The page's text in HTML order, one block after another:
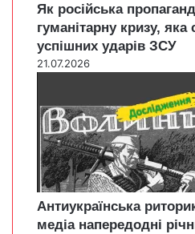
Як російська
гуманітарну кризу, яка
успішних ударів ЗСУ
21.07.2026
Антиукраїнська
медіа напередодні